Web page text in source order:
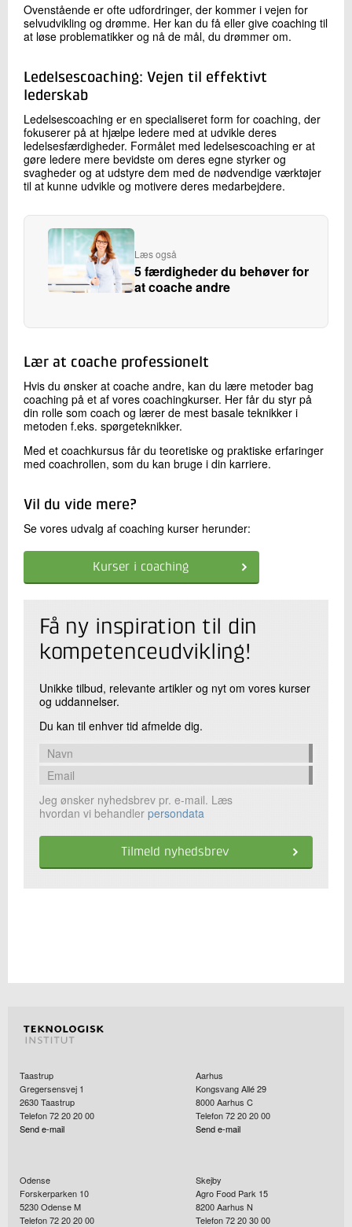
Ovenstående er ofte udfordringer, der kommer i vejen for
selvudvikling og drømme. Her kan du få eller give coaching til
at løse problematikker og nå de mål, du drømmer om.
Ledelsescoaching: Vejen til effektivt
lederskab
Ledelsescoaching er en specialiseret form for coaching, der
fokuserer på at hjælpe ledere med at udvikle deres
ledelsesfærdigheder. Formålet med ledelsescoaching er at
gøre ledere mere bevidste om deres egne styrker og
svagheder og at udstyre dem med de nødvendige værktøjer
til at kunne udvikle og motivere deres medarbejdere.
Læs også
5 færdigheder du behøver for
at coache andre
Lær at coache professionelt
Hvis du ønsker at coache andre, kan du lære metoder bag
coaching på et af vores coachingkurser. Her får du styr på
din rolle som coach og lærer de mest basale teknikker i
metoden f.eks. spørgeteknikker.
Med et coachkursus får du teoretiske og praktiske erfaringer
med coachrollen, som du kan bruge i din karriere.
Vil du vide mere?
Se vores udvalg af coaching kurser herunder:
Kurser i coaching
Få ny inspiration til din
kompetenceudvikling!
Unikke tilbud, relevante artikler og nyt om vores kurser
og uddannelser.
Du kan til enhver tid afmelde dig.
Jeg ønsker nyhedsbrev pr. e-mail. Læs
hvordan vi behandler persondata
Taastrup
Gregersensvej 1
2630Taastrup
Telefon 72 20 20 00
Send e-mail
Aarhus
Kongsvang Allé 29
8000Aarhus C
Telefon 72 20 20 00
Send e-mail
Odense
Forskerparken 10
5230Odense M
Telefon 72 20 20 00
Skejby
Agro Food Park 15
8200Aarhus N
Telefon 72 20 30 00